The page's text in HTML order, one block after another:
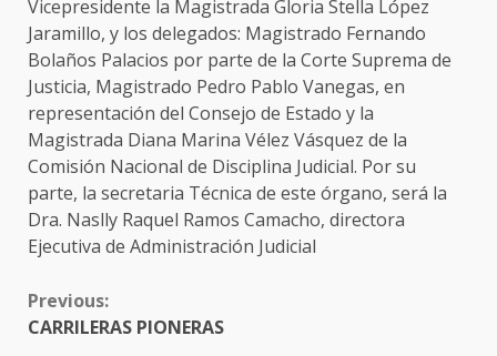
Vicepresidente la Magistrada Gloria Stella López
Jaramillo, y los delegados: Magistrado Fernando
Bolaños Palacios por parte de la Corte Suprema de
Justicia, Magistrado Pedro Pablo Vanegas, en
representación del Consejo de Estado y la
Magistrada Diana Marina Vélez Vásquez de la
Comisión Nacional de Disciplina Judicial. Por su
parte, la secretaria Técnica de este órgano, será la
Dra. Naslly Raquel Ramos Camacho, directora
Ejecutiva de Administración Judicial
CONTINUE
READING
Previous:
CARRILERAS PIONERAS